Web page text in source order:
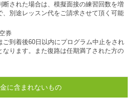
された場合は、模擬面接の練習回数を増
、別途レッスン代をご請求させて頂く可能
券
到着後60日以内にプログラム中止をされ
なります。また復路は任期満了された方の
に含まれないもの